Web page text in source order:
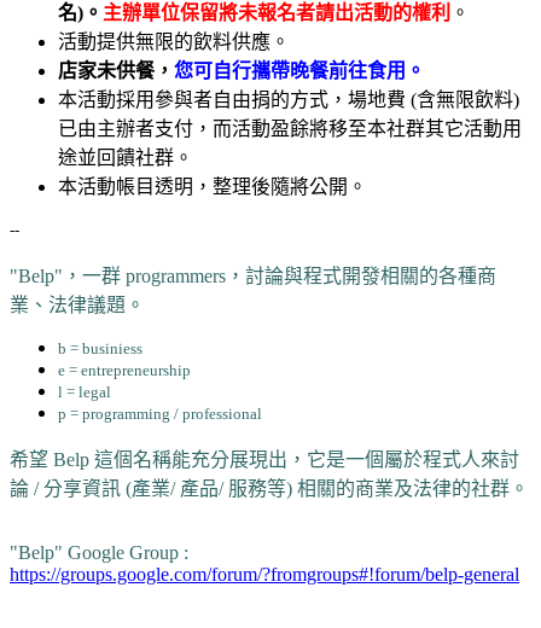
名)。 主辦單位保留將未報名者請出活動的權利 。
活動提供無限的飲料供應。
店家未供餐， 您可自行攜帶晚餐前往食用。
本活動採用參與者自由捐的方式，場地費 (含無限飲料)
已由主辦者支付，而活動盈餘將移至本社群其它活動用
途並回饋社群。
本活動帳目透明，整理後隨將公開。
--
"Belp"，一群 programmers，討論與程式開發相關的各種商
業、法律議題。
b = businiess
e = entrepreneurship
l = legal
p = programming / professional
希望 Belp 這個名稱能充分展現出，它是一個屬於程式人來討
論 / 分享資訊 (產業/ 產品/ 服務等) 相關的商業及法律的社群。
"Belp" Google Group :
https://groups.google.com/forum/?fromgroups#!forum/belp-general